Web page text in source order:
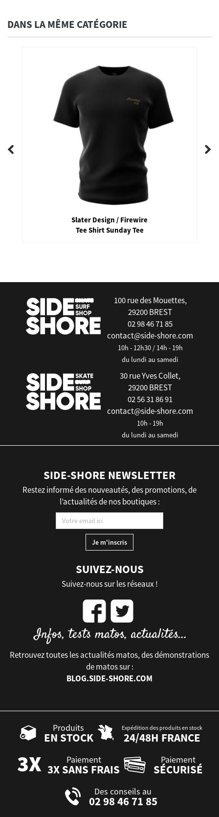
DANS LA MÊME CATÉGORIE
Slater Design / Firewire
Tee Shirt Sunday Tee
100 rue des Mouettes,
29200 BREST
02 98 46 71 85
contact@side-shore.com
10h - 12h30 / 14h - 19h
du lundi au samedi
30 rue Yves Collet,
29200 BREST
02 56 31 86 91
contact@side-shore.com
10h - 19h
du lundi au samedi
SIDE-SHORE NEWSLETTER
Restez informé des nouveautés, des promotions, de
l’actualités de nos boutiques :
SUIVEZ-NOUS
Suivez-nous sur les réseaux !
Retrouvez toutes les actualités matos, des démonstrations
de matos sur :
BLOG.SIDE-SHORE.COM
Produits
EN STOCK
Expédition des produits en stock
24/48H FRANCE
Paiement
3X SANS FRAIS
Paiement
SÉCURISÉ
Des conseils au
02 98 46 71 85